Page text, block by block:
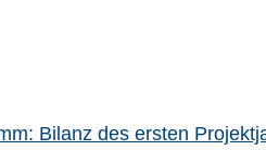
Bilanz des ersten